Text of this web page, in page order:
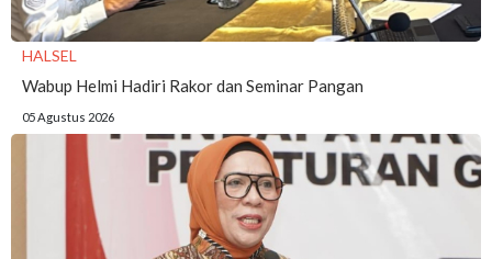
HALSEL
Wabup Helmi Hadiri Rakor dan Seminar Pangan
05 Agustus 2026